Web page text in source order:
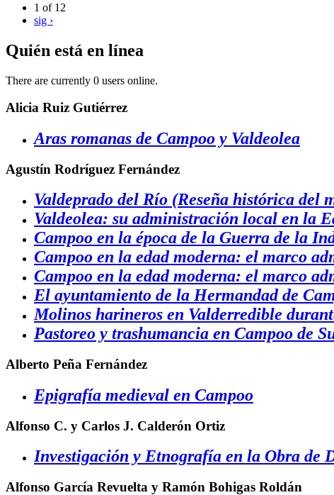
1 of 12
sig ›
Quién está en línea
There are currently 0 users online.
Alicia Ruiz Gutiérrez
Aras romanas de Campoo y Valdeolea
Agustín Rodríguez Fernández
Valdeprado del Río (Reseña histórica del
Valdeolea: su administración local en la
Campoo en la época de la Guerra de la
Campoo en la edad moderna: el marco
Campoo en la edad moderna: el marco
El ayuntamiento de la Hermandad de
Molinos harineros en Valderredible
Pastoreo y trashumancia en Campoo de
Alberto Peña Fernández
Epigrafía medieval en Campoo
Alfonso C. y Carlos J. Calderón Ortiz
Investigación y Etnografía en la Obra de
Alfonso García Revuelta y Ramón Bohigas Roldán